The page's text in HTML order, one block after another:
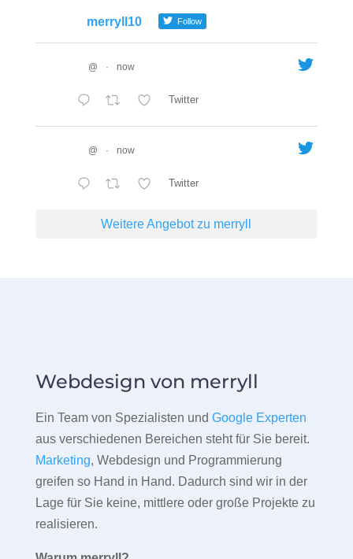
merryll10 Follow
@ · now
Twitter
@ · now
Twitter
Weitere Angebot zu merryll
Webdesign von merryll
Ein Team von Spezialisten und Google Experten
aus verschiedenen Bereichen steht für Sie bereit.
Marketing, Webdesign und Programmierung
greifen so Hand in Hand. Dadurch sind wir in der
Lage für Sie keine, mittlere oder große Projekte zu
realisieren.